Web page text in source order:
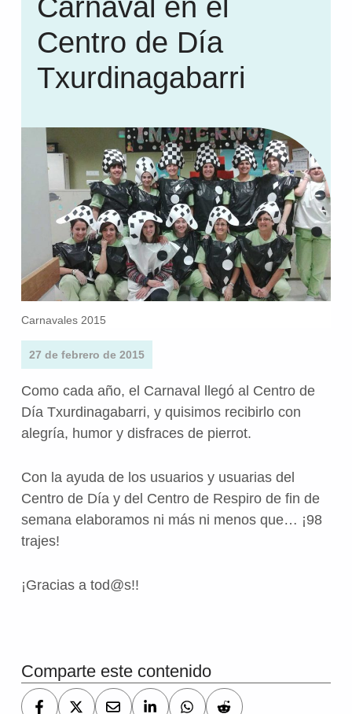
Carnaval en el
Centro de Día
Txurdinagabarri
Carnavales 2015
27 de febrero de 2015
Como cada año, el Carnaval llegó al Centro de
Día Txurdinagabarri, y quisimos recibirlo con
alegría, humor y disfraces de pierrot.
Con la ayuda de los usuarios y usuarias del
Centro de Día y del Centro de Respiro de fin de
semana elaboramos ni más ni menos que… ¡98
trajes!
¡Gracias a tod@s!!
Comparte este contenido